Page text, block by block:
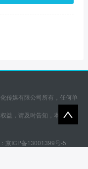
传媒有限公司所有，任何单
益，请及时告知，本站将及
京ICP备13001399号-5